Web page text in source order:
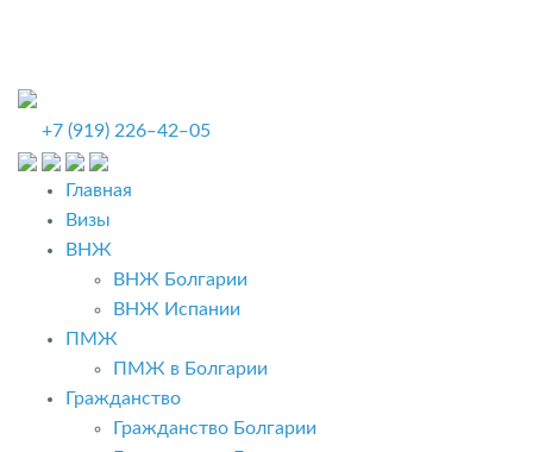
+7 (919) 226‒42‒05
Главная
Визы
ВНЖ
ВНЖ Болгарии
ВНЖ Испании
ПМЖ
ПМЖ в Болгарии
Гражданство
Гражданство Болгарии